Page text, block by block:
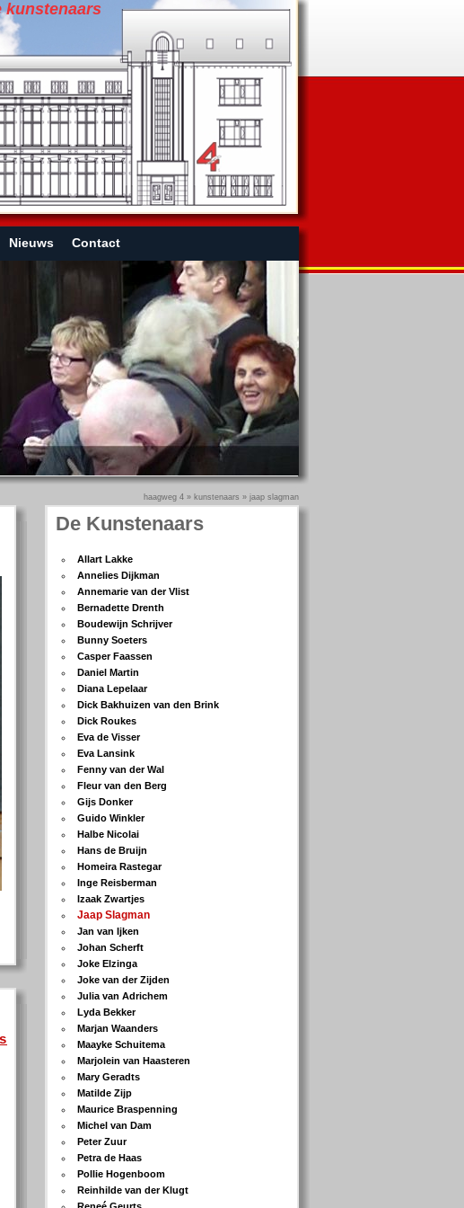
kunstenaars
Nieuws Contact
haagweg 4 » kunstenaars » jaap slagman
De Kunstenaars
Allart Lakke
Annelies Dijkman
Annemarie van der Vlist
Bernadette Drenth
Boudewijn Schrijver
Bunny Soeters
Casper Faassen
Daniel Martin
Diana Lepelaar
Dick Bakhuizen van den Brink
Dick Roukes
Eva de Visser
Eva Lansink
Fenny van der Wal
Fleur van den Berg
Gijs Donker
Guido Winkler
Halbe Nicolai
Hans de Bruijn
Homeira Rastegar
Inge Reisberman
Izaak Zwartjes
Jaap Slagman
Jan van Ijken
Johan Scherft
Joke Elzinga
Joke van der Zijden
Julia van Adrichem
Lyda Bekker
Marjan Waanders
Maayke Schuitema
Marjolein van Haasteren
Mary Geradts
Matilde Zijp
Maurice Braspenning
Michel van Dam
Peter Zuur
Petra de Haas
Pollie Hogenboom
Reinhilde van der Klugt